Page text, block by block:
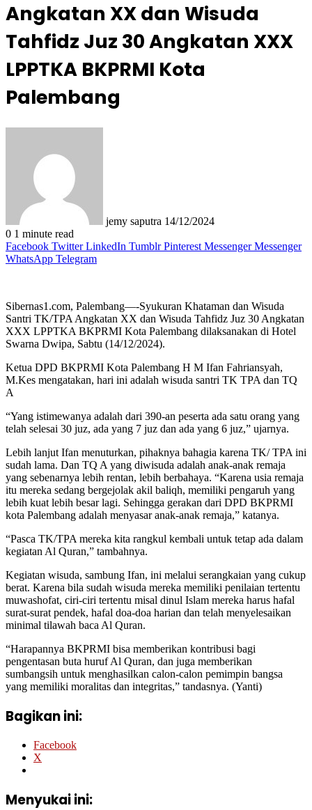
Angkatan XX dan Wisuda
Tahfidz Juz 30 Angkatan XXX
LPPTKA BKPRMI Kota
Palembang
jemy saputra 14/12/2024
0 1 minute read
Facebook Twitter LinkedIn Tumblr Pinterest Messenger Messenger
WhatsApp Telegram
Sibernas1.com, Palembang—-Syukuran Khataman dan Wisuda
Santri TK/TPA Angkatan XX dan Wisuda Tahfidz Juz 30 Angkatan
XXX LPPTKA BKPRMI Kota Palembang dilaksanakan di Hotel
Swarna Dwipa, Sabtu (14/12/2024).
Ketua DPD BKPRMI Kota Palembang H M Ifan Fahriansyah,
M.Kes mengatakan, hari ini adalah wisuda santri TK TPA dan TQ
A
“Yang istimewanya adalah dari 390-an peserta ada satu orang yang
telah selesai 30 juz, ada yang 7 juz dan ada yang 6 juz,” ujarnya.
Lebih lanjut Ifan menuturkan, pihaknya bahagia karena TK/ TPA ini
sudah lama. Dan TQ A yang diwisuda adalah anak-anak remaja
yang sebenarnya lebih rentan, lebih berbahaya. “Karena usia remaja
itu mereka sedang bergejolak akil baliqh, memiliki pengaruh yang
lebih kuat lebih besar lagi. Sehingga gerakan dari DPD BKPRMI
kota Palembang adalah menyasar anak-anak remaja,” katanya.
“Pasca TK/TPA mereka kita rangkul kembali untuk tetap ada dalam
kegiatan Al Quran,” tambahnya.
Kegiatan wisuda, sambung Ifan, ini melalui serangkaian yang cukup
berat. Karena bila sudah wisuda mereka memiliki penilaian tertentu
muwashofat, ciri-ciri tertentu misal dinul Islam mereka harus hafal
surat-surat pendek, hafal doa-doa harian dan telah menyelesaikan
minimal tilawah baca Al Quran.
“Harapannya BKPRMI bisa memberikan kontribusi bagi
pengentasan buta huruf Al Quran, dan juga memberikan
sumbangsih untuk menghasilkan calon-calon pemimpin bangsa
yang memiliki moralitas dan integritas,” tandasnya. (Yanti)
Bagikan ini:
Facebook
X
Menyukai ini: